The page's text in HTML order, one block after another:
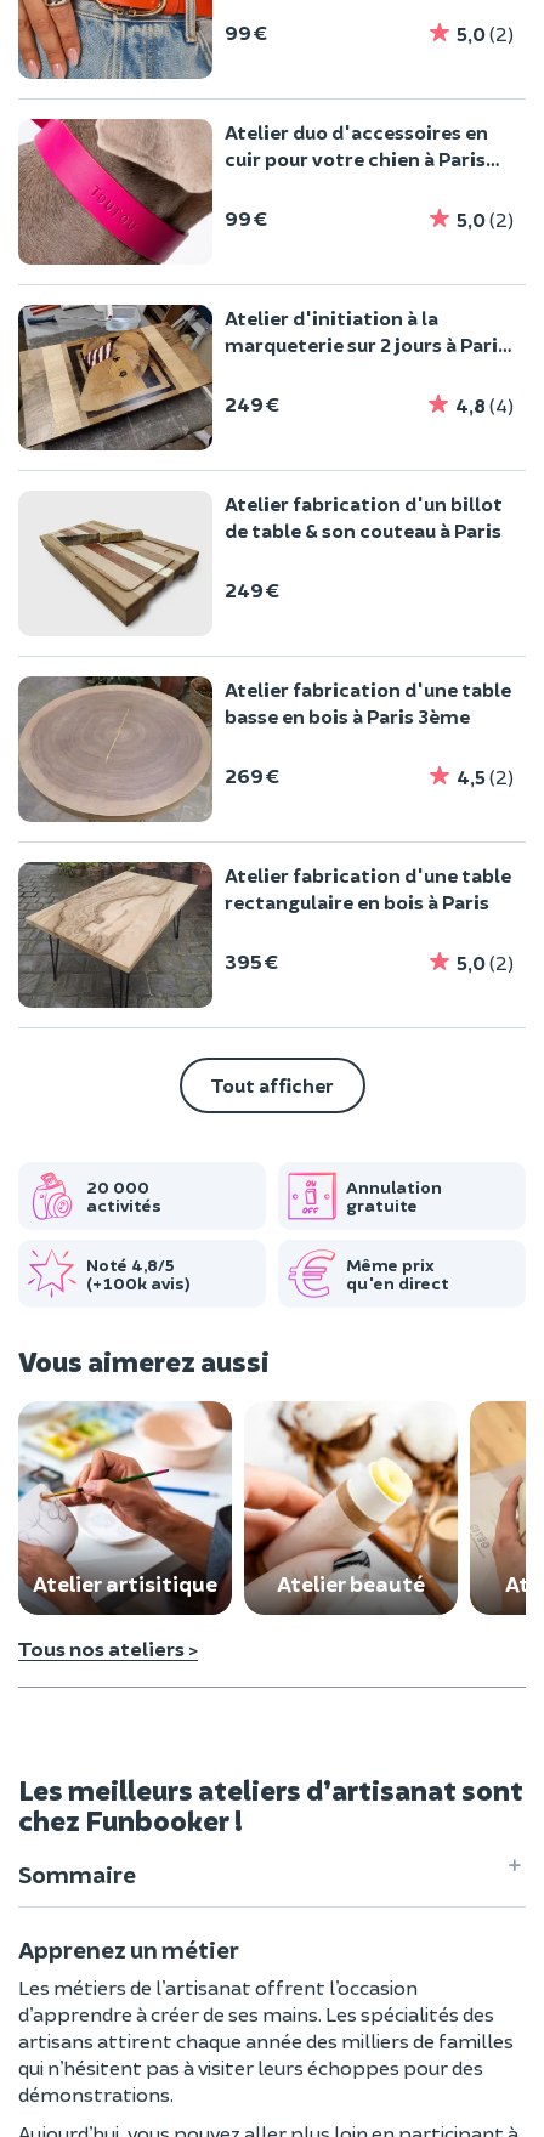
99 € 5,0(2)
Atelier duo d'accessoires en
cuir pour votre chien à Paris
99 € 5,0(2)
Atelier d'initiation à la
marqueterie sur 2 jours à Paris
249 € 4,8 (4)
Atelier fabrication d'un billot
de table & son couteau à Paris
249 €
Atelier fabrication d'une table
basse en bois à Paris 3ème
269 € 4,5(2)
Atelier fabrication d'une table
rectangulaire en bois à Paris
395 € 5,0(2)
Tout afficher
20 000
activités
Annulation
gratuite
Noté 4,8/5
(+100k avis)
Même prix
qu'en direct
Vous aimerez aussi
Atelier artisitique Atelier beauté
Tous nos ateliers >
Les meilleurs ateliers d’artisanat sont
chez Funbooker !
Sommaire
Apprenez un métier
Les métiers de l’artisanat offrent l’occasion
d’apprendre à créer de ses mains. Les spécialités des
artisans attirent chaque année des milliers de familles
qui n’hésitent pas à visiter leurs échoppes pour des
démonstrations.